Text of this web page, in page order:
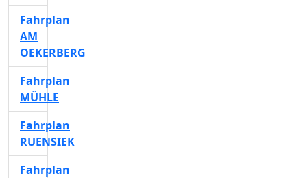
Fahrplan
AM
OEKERBERG
Fahrplan
MÜHLE
Fahrplan
RUENSIEK
Fahrplan